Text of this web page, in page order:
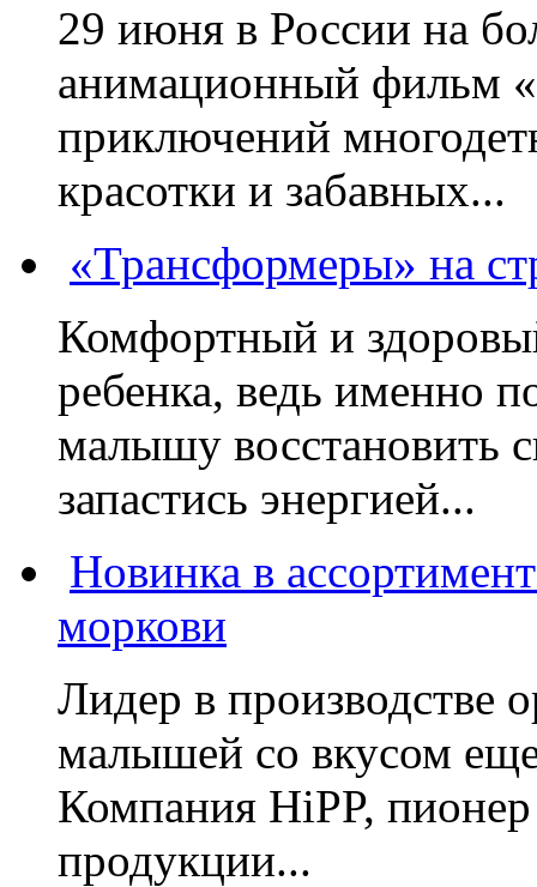
29 июня в России на
анимационный фильм
приключений
красотки и забавных...
«Трансформеры» на
Комфортный и
ребенка, ведь именно
малышу восстановить
запастись энергией...
Новинка в
моркови
Лидер в производстве
малышей со вкусом
Компания HiPP, пионер
продукции...